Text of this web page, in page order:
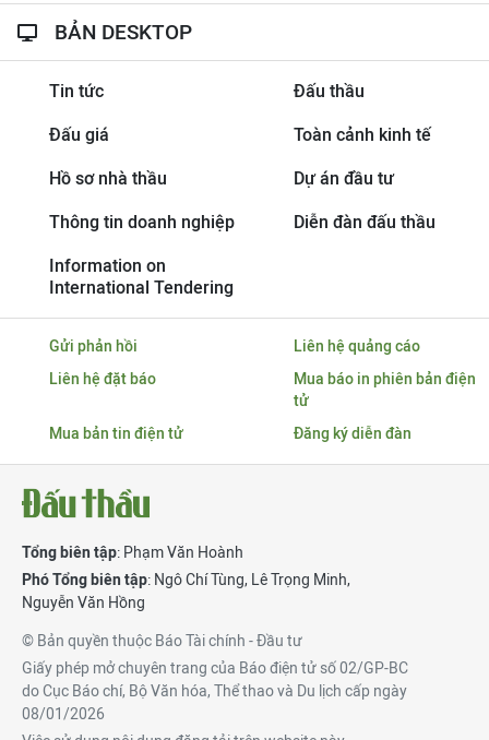
BẢN DESKTOP
Tin tức Đấu thầu
Đấu giá Toàn cảnh kinh tế
Hồ sơ nhà thầu Dự án đầu tư
Thông tin doanh nghiệp Diễn đàn đấu thầu
Information on
International Tendering
Gửi phản hồi
Liên hệ quảng cáo
Liên hệ đặt báo
Mua báo in phiên bản điện
tử
Mua bản tin điện tử
Đăng ký diễn đàn
Tổng biên tập: Phạm Văn Hoành
Phó Tổng biên tập: Ngô Chí Tùng, Lê Trọng Minh,
Nguyễn Văn Hồng
© Bản quyền thuộc Báo Tài chính - Đầu tư
Giấy phép mở chuyên trang của Báo điện tử số 02/GP-BC
do Cục Báo chí, Bộ Văn hóa, Thể thao và Du lịch cấp ngày
08/01/2026